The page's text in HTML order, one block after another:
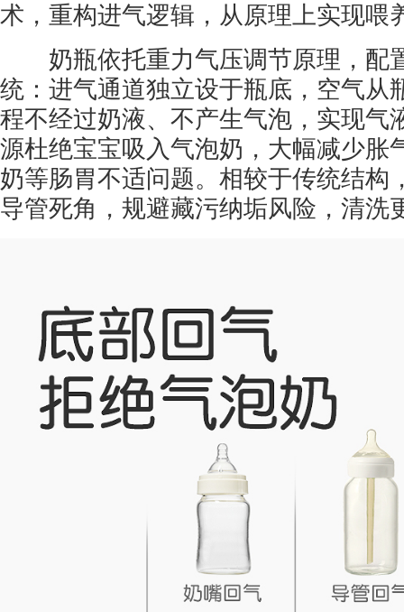
术，重构进气逻辑，从原理上实现喂
奶瓶依托重力气压调节原理，配
统：进气通道独立设于瓶底，空气从
程不经过奶液、不产生气泡，实现气
源杜绝宝宝吸入气泡奶，大幅减少胀
奶等肠胃不适问题。相较于传统结构
导管死角，规避藏污纳垢风险，清洗